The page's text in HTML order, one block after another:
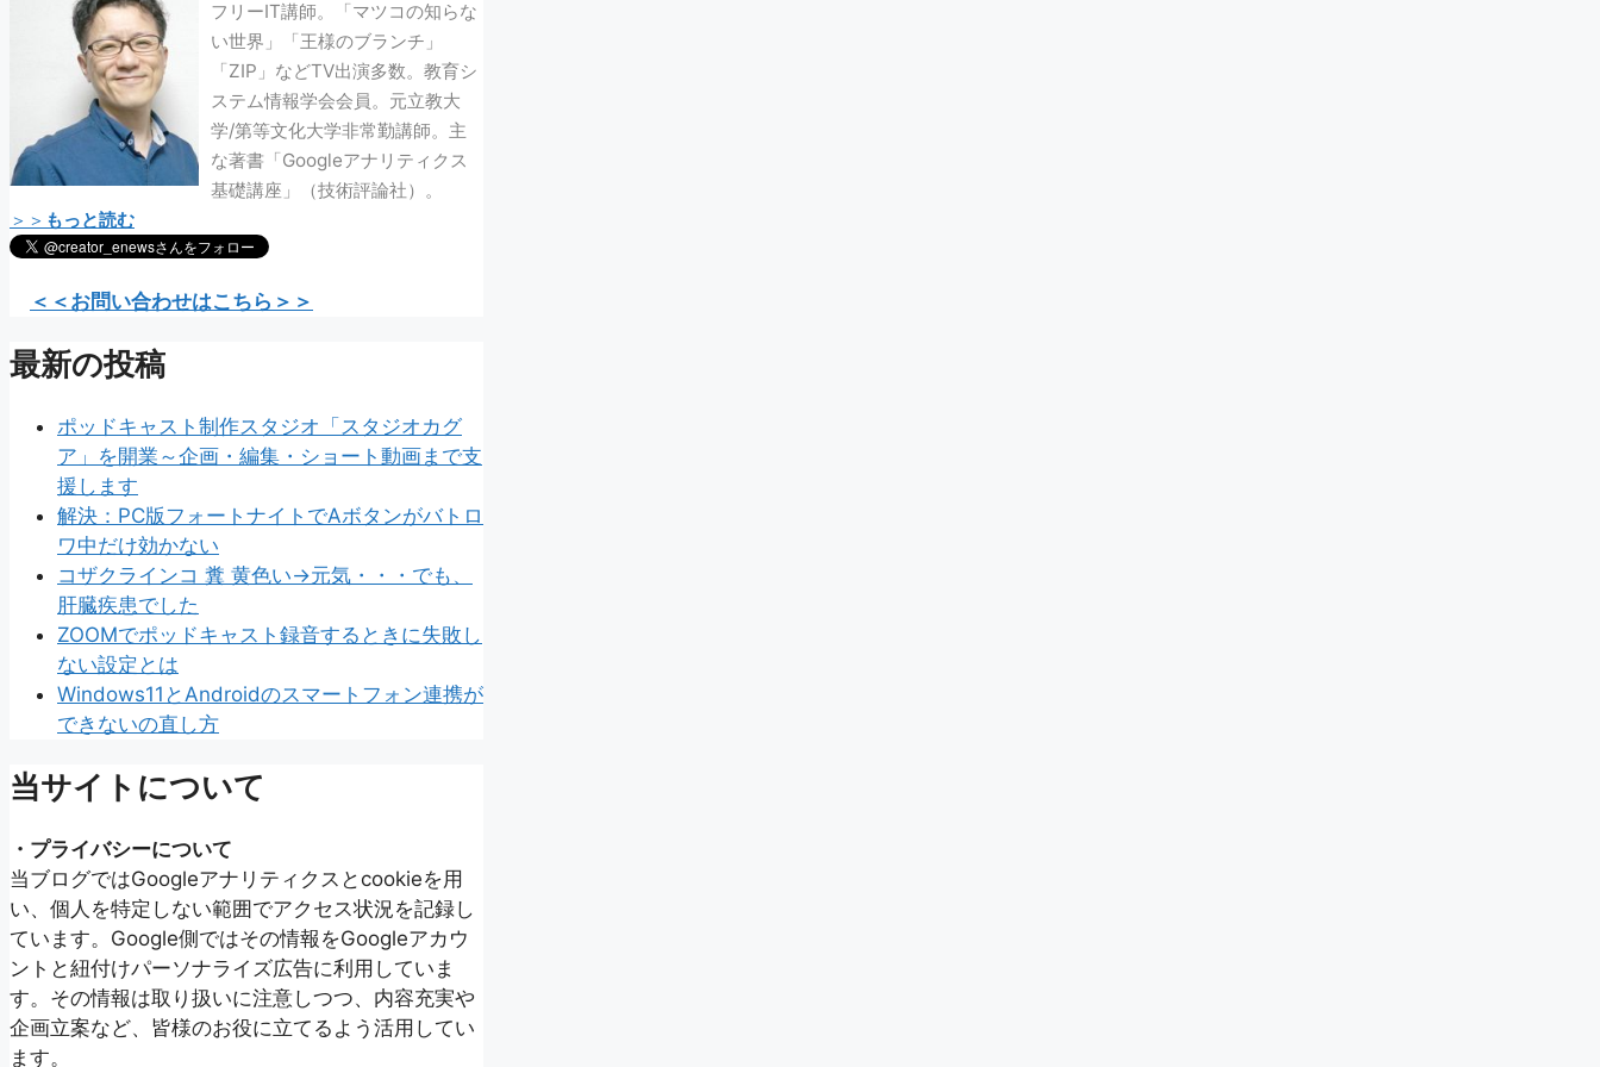
フリーIT講師。「マツコの知らな
い世界」「王様のブランチ」
「ZIP」などTV出演多数。教育シ
ステム情報学会会員。元立教大
学/第等文化大学非常勤講師。主
な著書「Googleアナリティクス
基礎講座」（技術評論社）。
＞＞ もっと読む
＜＜お問い合わせはこちら＞＞
最新の投稿
ポッドキャスト制作スタジオ「スタジオカグ
ア」を開業～企画・編集・ショート動画まで支
援します
解決：PC版フォートナイトでAボタンがバトロ
ワ中だけ効かない
コザクラインコ 糞 黄色い→元気・・・でも、
肝臓疾患でした
ZOOMでポッドキャスト録音するときに失敗し
ない設定とは
Windows11とAndroidのスマートフォン連携が
できないの直し方
当サイトについて
・プライバシーについて
当ブログではGoogleアナリティクスとcookieを用
い、個人を特定しない範囲でアクセス状況を記録し
ています。Google側ではその情報をGoogleアカウ
ントと紐付けパーソナライズ広告に利用していま
す。その情報は取り扱いに注意しつつ、内容充実や
企画立案など、皆様のお役に立てるよう活用してい
ます。